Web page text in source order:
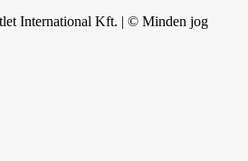
International Kft. | © Minden jog